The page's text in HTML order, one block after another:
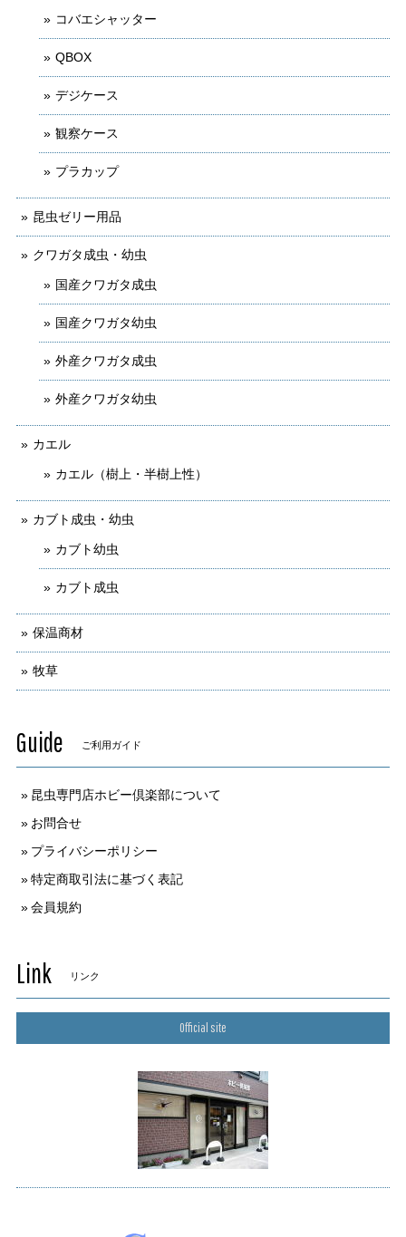
コバエシャッター
QBOX
デジケース
観察ケース
プラカップ
昆虫ゼリー用品
クワガタ成虫・幼虫
国産クワガタ成虫
国産クワガタ幼虫
外産クワガタ成虫
外産クワガタ幼虫
カエル
カエル（樹上・半樹上性）
カブト成虫・幼虫
カブト幼虫
カブト成虫
保温商材
牧草
Guide ご利用ガイド
昆虫専門店ホビー倶楽部について
お問合せ
プライバシーポリシー
特定商取引法に基づく表記
会員規約
Link リンク
Official site